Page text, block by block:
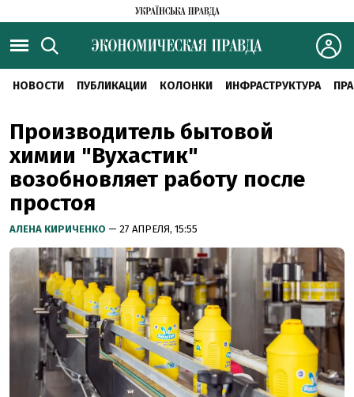
НОВОСТИ ПУБЛИКАЦИИ КОЛОНКИ ИНФРАСТРУКТУРА
Производитель бытовой
химии "Вухастик"
возобновляет работу после
простоя
АЛЕНА КИРИЧЕНКО — 27 АПРЕЛЯ, 15:55